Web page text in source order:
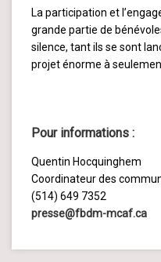
La participation et
grande partie de
silence, tant ils se sont
projet énorme à
Pour informations :
Quentin Hocquinghem
Coordinateur des
(514) 649 7352
presse@fbdm-mcaf.ca